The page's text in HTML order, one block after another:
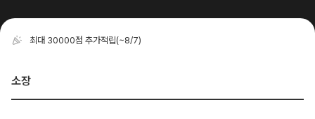
최대 30000점 추가적립(~8/7)
소장